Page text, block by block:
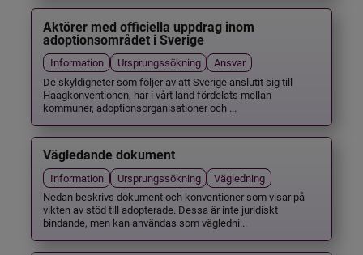
Aktörer med officiella uppdrag inom
adoptionsområdet i Sverige
Information Ursprungssökning
Ansvar
De skyldigheter som följer av att Sverige anslutit sig till
Haagkonventionen, har i vårt land fördelats mellan
kommuner, adoptionsorganisationer och ...
Vägledande dokument
Information Ursprungssökning
Vägledning
Nedan beskrivs dokument och konventioner som visar på
vikten av stöd till adopterade. Dessa är inte juridiskt
bindande, men kan användas som vägledni...